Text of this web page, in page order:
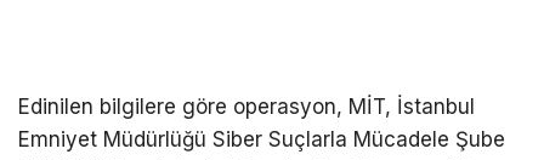
Edinilen bilgilere göre operasyon, MİT, İstanbul
Emniyet Müdürlüğü Siber Suçlarla Mücadele Şube